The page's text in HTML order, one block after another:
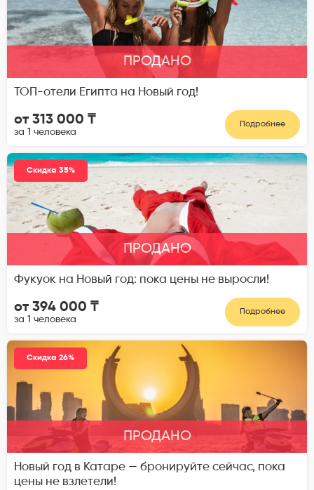
ПРОДАНО
ТОП-отели Египта на Новый год!
от 313 000 ₸
за 1 человека
Подробнее
Скидка 35%
ПРОДАНО
Фукуок на Новый год: пока цены не выросли!
от 394 000 ₸
за 1 человека
Подробнее
Скидка 26%
ПРОДАНО
Новый год в Катаре — бронируйте сейчас, пока
цены не взлетели!